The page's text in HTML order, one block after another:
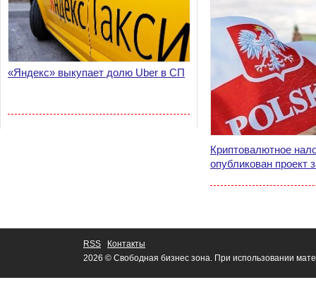
«Яндекс» выкупает долю Uber в СП
Криптовалютное
опубликован проект
RSS
Контакты
2026 © Свободная бизнес зона. При использовании